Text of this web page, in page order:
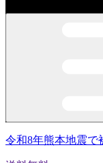
令和8年熊本地震で